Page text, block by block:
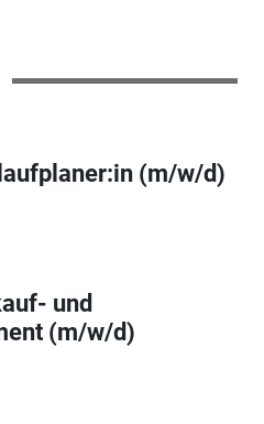
(m/w/d)
und
(m/w/d)